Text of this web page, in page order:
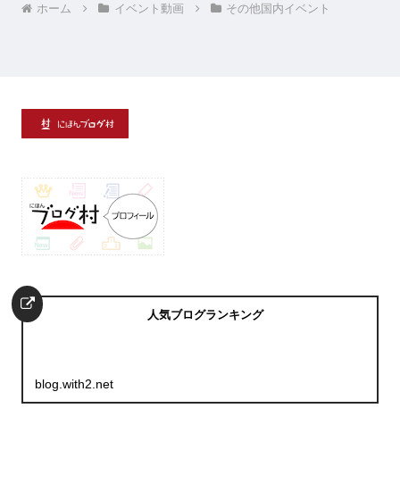
ホーム イベント動画 その他国内イベント
人気ブログランキング
blog.with2.net